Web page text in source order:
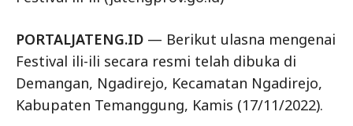
PORTALJATENG.ID — Berikut ulasna mengenai
Festival ili-ili secara resmi telah dibuka di
Demangan, Ngadirejo, Kecamatan Ngadirejo,
Kabupaten Temanggung, Kamis (17/11/2022).